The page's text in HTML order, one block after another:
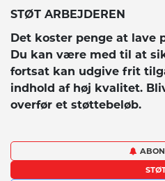
din browseradfærd eller unikke
kan det påvirke visse
hjemmesiden negativt.
Vis
STØT ARBEJDEREN
Det koster penge at lave
Du kan være med til at
fortsat kan udgive frit
indhold af høj kvalitet.
overfør et støttebeløb.
© 2026 Dagbladet Arbejderen.